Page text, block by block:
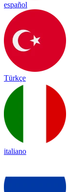
español
Türkçe
italiano